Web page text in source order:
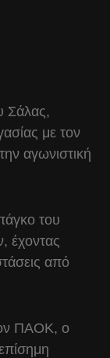
Σάλας,
με τον
αγωνιστική
του
έχοντας
από
ΠΑΟΚ, ο